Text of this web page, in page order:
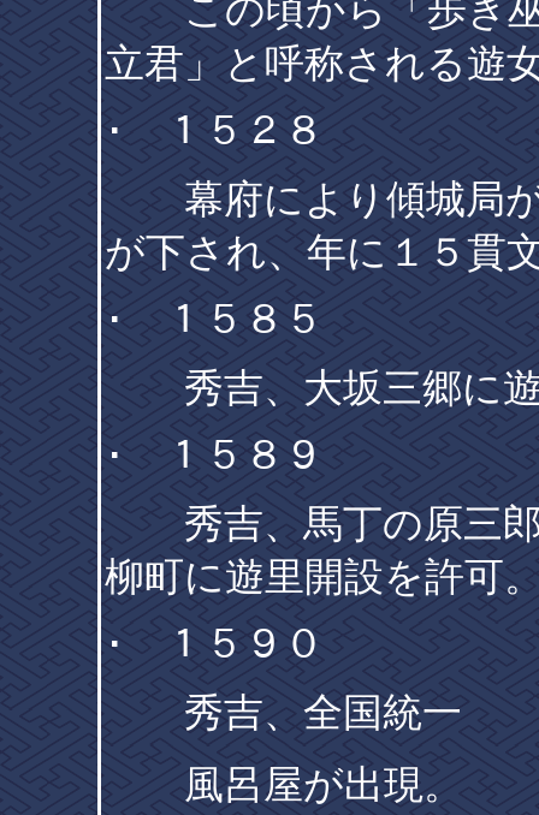
この頃から「歩き巫
立君」と呼称される遊
･ １５２８
幕府により傾城局が
が下され、年に１５貫
･ １５８５
秀吉、大坂三郷に遊
･ １５８９
秀吉、馬丁の原三郎
柳町に遊里開設を許可
･ １５９０
秀吉、全国統一
風呂屋が出現。